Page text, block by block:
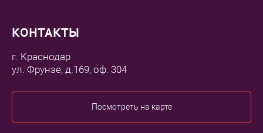
КОНТАКТЫ
г. Краснодар
ул. Фрунзе, д.169, оф. 304
Посмотреть на карте